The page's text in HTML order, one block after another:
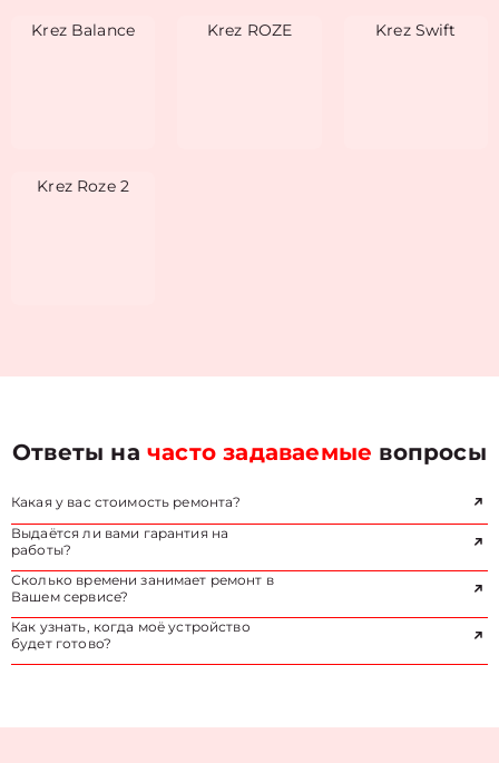
Krez Balance Krez ROZE Krez Swift
Krez Roze 2
Ответы начасто задаваемые вопросы
Какая у вас стоимость ремонта?
Выдаётся ли вами гарантия на
работы?
Сколько времени занимает ремонт в
Вашем сервисе?
Как узнать, когда моё устройство
будет готово?